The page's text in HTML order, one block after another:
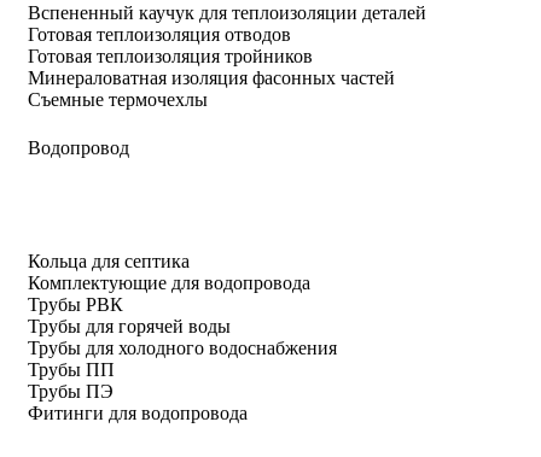
Вспененный каучук для теплоизоляции деталей
Готовая теплоизоляция отводов
Готовая теплоизоляция тройников
Минераловатная изоляция фасонных частей
Съемные термочехлы
Водопровод
Кольца для септика
Комплектующие для водопровода
Трубы РВК
Трубы для горячей воды
Трубы для холодного водоснабжения
Трубы ПП
Трубы ПЭ
Фитинги для водопровода